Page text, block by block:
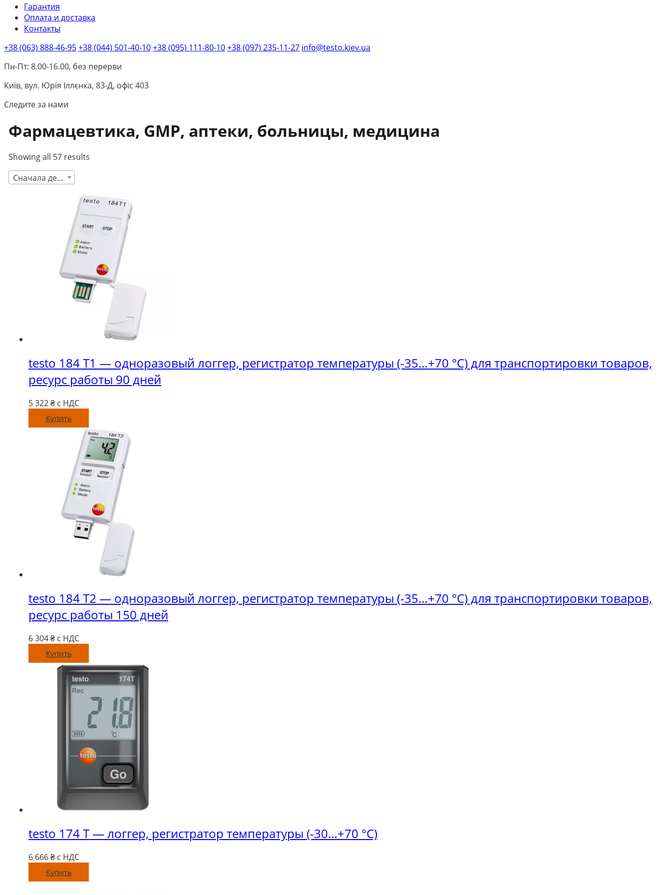
Гарантия
Оплата и доставка
Контакты
+38 (063) 888-46-95+38 (044) 501-40-10+38 (095) 111-80-10+38 (097) 235-11-27 info@testo.kiev.ua
Пн-Пт: 8.00-16.00, без перерви
Київ, вул. Юрія Іллєнка, 83-Д, офіс 403
Следите за нами
Фармацевтика, GMP, аптеки, больницы, медицина
Showing all 57 results
Сначала дешевые
testo 184 T1 — одноразовый логгер, регистратор температуры (-35…+70 °C) для транспортировки товаров,
ресурс работы 90 дней
5 322₴ с НДС
Купить
testo 184 T2 — одноразовый логгер, регистратор температуры (-35…+70 °C) для транспортировки товаров,
ресурс работы 150 дней
6 304₴ с НДС
Купить
testo 174 T — логгер, регистратор температуры (-30…+70 °C)
6 666₴ с НДС
Купить